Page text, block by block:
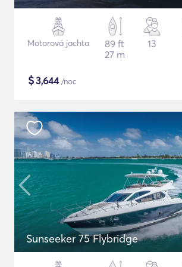
Motorová jachta
89 ft
27 m
13
$3,644/noc
Sunseeker 75 Flybridge